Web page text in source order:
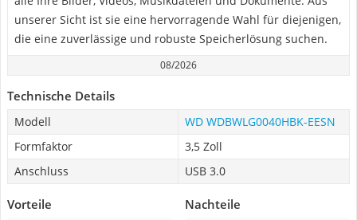
unserer Sicht ist sie eine hervorragende Wahl für diejenigen,
die eine zuverlässige und robuste Speicherlösung suchen.
08/2026
Technische Details
Modell
WD WDBWLG0040HBK-EESN
Formfaktor
3,5 Zoll
Anschluss
USB 3.0
Vorteile Nachteile